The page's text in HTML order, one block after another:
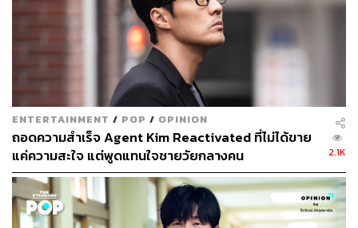
เช่นเดียวกับ คิมฮีเอ ที่กล่าวถึงการกลับมารับเล่นซีรีส์ในรอบ
4 ปีของเธอว่า “ฉันรับเล่นซีรีส์เรื่องนี้เพราะบทเลยค่ะ ฉันไม่
คิดเลยว่าบทซีรีส์ฉบับออริจินัลจะทำให้รู้สึกเกินความคาด
หมายได้ขนาดนี้ ฉันรู้สึกทึ่งกับความแข็งแกร่งของเรื่องราว
ซึ่งค่อยๆ พัฒนาขึ้นด้วยน้ำหนักและความตึงเครียดที่เพิ่มมาก
ขึ้น รวมถึงการให้ความสำคัญกับจิตวิทยาของตัวละครด้วย
ค่ะ
“นอกจากนี้A World of Married Coupleก็เป็นซีรีส์เรื่องแรกที่
ENTERTAINMENT / POP / OPINION
ถอดความสำเร็จ Agent Kim Reactivated ที่ไม่ได้ขาย
แค่ความสะใจ แต่พูดแทนใจชายวัยกลางคน
2.1K